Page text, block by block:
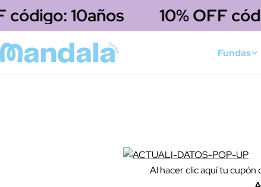
saltarcódigo: 10años 10% OFF
Fundas
Al hacer clic aquí tu